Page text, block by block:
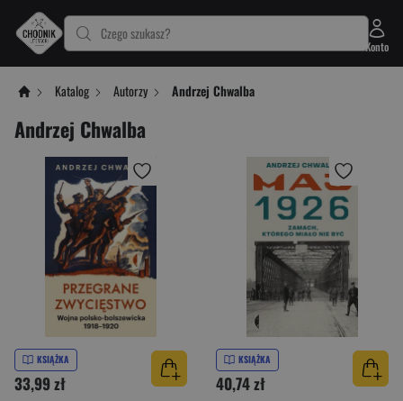
Czego szukasz?
Konto
Katalog Autorzy Andrzej Chwalba
Andrzej Chwalba
KSIĄŻKA
33,99 zł
KSIĄŻKA
40,74 zł